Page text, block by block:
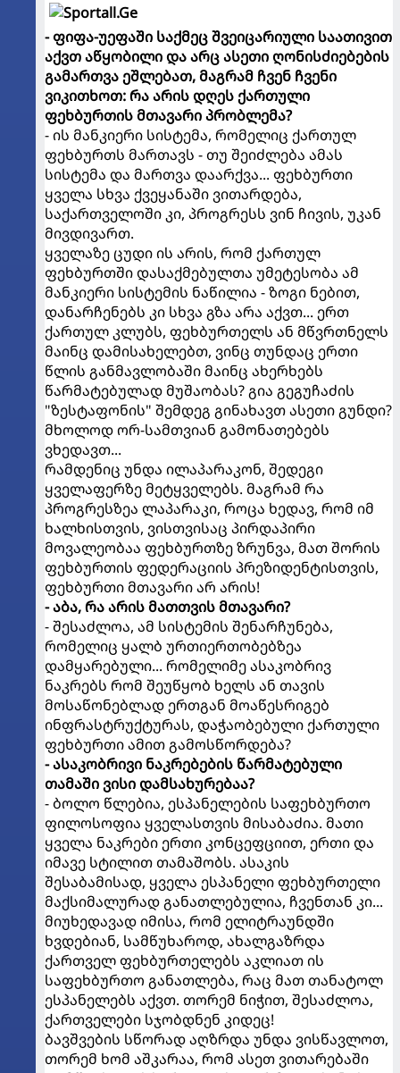
- ფიფა-უეფაში საქმეც შვეიცარიული საათივით
აქვთ აწყობილი და არც ასეთი ღონისძიებების
გამართვა ეშლებათ, მაგრამ ჩვენ ჩვენი
ვიკითხოთ: რა არის დღეს ქართული
ფეხბურთის მთავარი პრობლემა?
- ის მანკიერი სისტემა, რომელიც ქართულ
ფეხბურთს მართავს - თუ შეიძლება ამას
სისტემა და მართვა დაარქვა... ფეხბურთი
ყველა სხვა ქვეყანაში ვითარდება,
საქართველოში კი, პროგრესს ვინ ჩივის, უკან
მივდივართ.
ყველაზე ცუდი ის არის, რომ ქართულ
ფეხბურთში დასაქმებულთა უმეტესობა ამ
მანკიერი სისტემის ნაწილია - ზოგი ნებით,
დანარჩენებს კი სხვა გზა არა აქვთ... ერთ
ქართულ კლუბს, ფეხბურთელს ან მწვრთნელს
მაინც დამისახელებთ, ვინც თუნდაც ერთი
წლის განმავლობაში მაინც ახერხებს
წარმატებულად მუშაობას? გია გეგუჩაძის
"ზესტაფონის" შემდეგ გინახავთ ასეთი გუნდი?
მხოლოდ ორ-სამთვიან გამონათებებს
ვხედავთ...
რამდენიც უნდა ილაპარაკონ, შედეგი
ყველაფერზე მეტყველებს. მაგრამ რა
პროგრესზეა ლაპარაკი, როცა ხედავ, რომ იმ
ხალხისთვის, ვისთვისაც პირდაპირი
მოვალეობაა ფეხბურთზე ზრუნვა, მათ შორის
ფეხბურთის ფედერაციის პრეზიდენტისთვის,
ფეხბურთი მთავარი არ არის!
- აბა, რა არის მათთვის მთავარი?
- შესაძლოა, ამ სისტემის შენარჩუნება,
რომელიც ყალბ ურთიერთობებზეა
დამყარებული... რომელიმე ასაკობრივ
ნაკრებს რომ შეუწყობ ხელს ან თავის
მოსაწონებლად ერთგან მოაწესრიგებ
ინფრასტრუქტურას, დაჭაობებული ქართული
ფეხბურთი ამით გამოსწორდება?
- ასაკობრივი ნაკრებების წარმატებული
თამაში ვისი დამსახურებაა?
- ბოლო წლებია, ესპანელების საფეხბურთო
ფილოსოფია ყველასთვის მისაბაძია. მათი
ყველა ნაკრები ერთი კონცეფციით, ერთი და
იმავე სტილით თამაშობს. ასაკის
შესაბამისად, ყველა ესპანელი ფეხბურთელი
მაქსიმალურად განათლებულია, ჩვენთან კი...
მიუხედავად იმისა, რომ ელიტრაუნდში
ხვდებიან, სამწუხაროდ, ახალგაზრდა
ქართველ ფეხბურთელებს აკლიათ ის
საფეხბურთო განათლება, რაც მათ თანატოლ
ესპანელებს აქვთ. თორემ ნიჭით, შესაძლოა,
ქართველები სჯობდნენ კიდეც!
ბავშვების სწორად აღზრდა უნდა ვისწავლოთ,
თორემ ხომ აშკარაა, რომ ასეთ ვითარებაში